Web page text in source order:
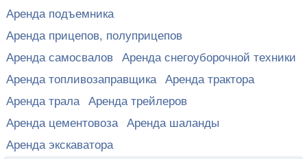
Аренда подъемника
Аренда прицепов, полуприцепов
Аренда самосвалов Аренда снегоуборочной техники
Аренда топливозаправщика Аренда трактора
Аренда трала Аренда трейлеров
Аренда цементовоза Аренда шаланды
Аренда экскаватора